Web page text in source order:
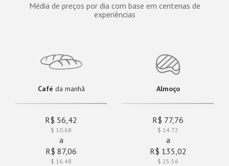
Média de preços por dia com base em centenas de
experiências
Café da manhã
R$ 56,42
$ 10.68
a
R$ 87,06
$ 16.48
Almoço
R$ 77,76
$ 14.72
a
R$ 135,02
$ 25.56